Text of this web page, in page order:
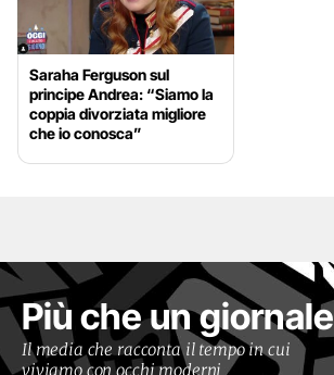
Saraha Ferguson sul
principe Andrea: “Siamo la
coppia divorziata migliore
che io conosca”
Più che un giornale
Il media che racconta il tempo in cui
viviamo con occhi moderni